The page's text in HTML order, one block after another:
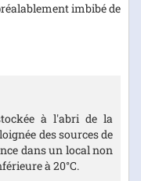
imbibé de
à l'abri de la
des sources de
dans un local non
à 20°C.